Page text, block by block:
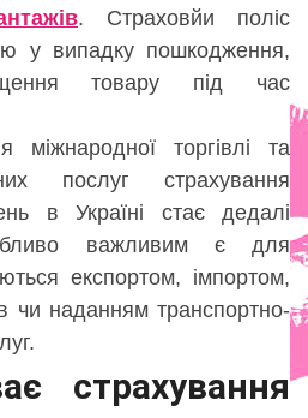
. Страховйи поліс
у випадку пошкодження,
товару під час
міжнародної торгівлі та
послуг страхування
в Україні стає дедалі
важливим є для
експортом, імпортом,
чи наданням транспортно-
страхування